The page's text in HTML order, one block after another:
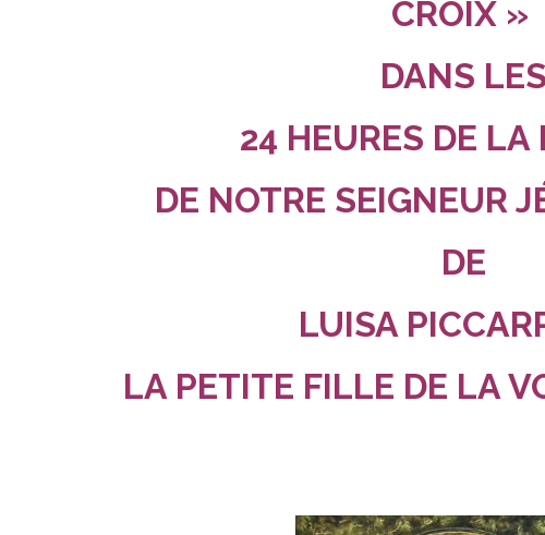
CROIX »
DANS LES
24 HEURES DE LA
DE NOTRE SEIGNEUR
DE
LUISA
LA PETITE FILLE DE LA